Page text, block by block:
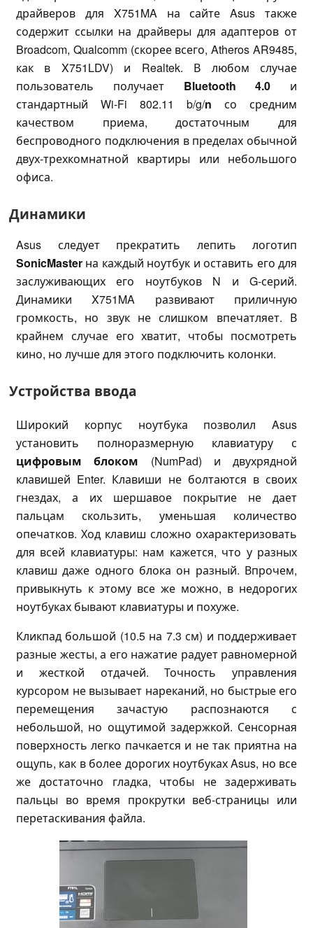
драйверов для X751MA на сайте Asus также
содержит ссылки на драйверы для адаптеров от
Broadcom, Qualcomm (скорее всего, Atheros AR9485,
как в X751LDV) и Realtek. В любом случае
пользователь получает Bluetooth 4.0 и
стандартный Wi-Fi 802.11 b/g/n со средним
качеством приема, достаточным для
беспроводного подключения в пределах обычной
двух-трехкомнатной квартиры или небольшого
офиса.
Динамики
Asus следует прекратить лепить логотип
SonicMaster на каждый ноутбук и оставить его для
заслуживающих его ноутбуков N и G-серий.
Динамики X751MA развивают приличную
громкость, но звук не слишком впечатляет. В
крайнем случае его хватит, чтобы посмотреть
кино, но лучше для этого подключить колонки.
Устройства ввода
Широкий корпус ноутбука позволил Asus
установить полноразмерную клавиатуру с
цифровым блоком (NumPad) и двухрядной
клавишей Enter. Клавиши не болтаются в своих
гнездах, а их шершавое покрытие не дает
пальцам скользить, уменьшая количество
опечатков. Ход клавиш сложно охарактеризовать
для всей клавиатуры: нам кажется, что у разных
клавиш даже одного блока он разный. Впрочем,
привыкнуть к этому все же можно, в недорогих
ноутбуках бывают клавиатуры и похуже.
Кликпад большой (10.5 на 7.3 см) и поддерживает
разные жесты, а его нажатие радует равномерной
и жесткой отдачей. Точность управления
курсором не вызывает нареканий, но быстрые его
перемещения зачастую распознаются с
небольшой, но ощутимой задержкой. Сенсорная
поверхность легко пачкается и не так приятна на
ощупь, как в более дорогих ноутбуках Asus, но все
же достаточно гладка, чтобы не задерживать
пальцы во время прокрутки веб-страницы или
перетаскивания файла.